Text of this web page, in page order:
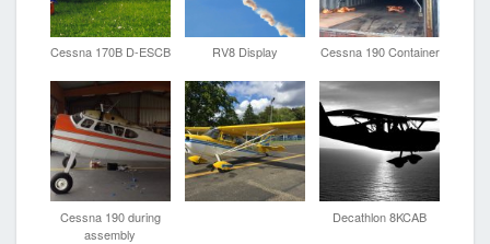
Cessna 170B D-ESCB RV8 Display Cessna 190 Container
Cessna 190 during
assembly
Decathlon 8KCAB